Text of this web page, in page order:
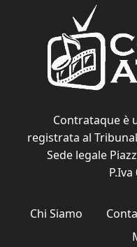
Contrataque è
registrata al
Sede legale
Chi Siamo